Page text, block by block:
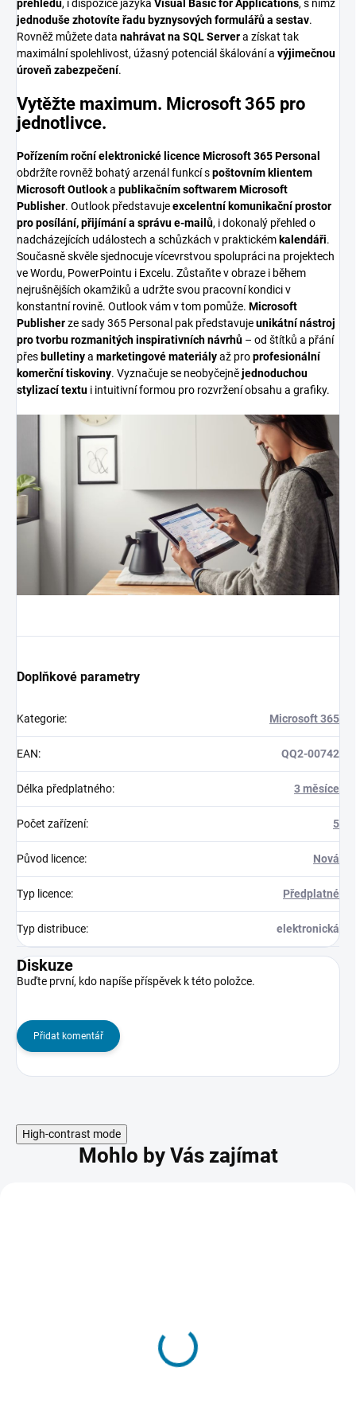
přehledů, i dispozice jazyka Visual Basic for Applications, s nímž
jednoduše zhotovíte řadu byznysových formulářů a sestav.
Rovněž můžete data nahrávat na SQL Servera získat tak
maximální spolehlivost, úžasný potenciál škálování a výjimečnou
úroveň zabezpečení.
Vytěžte maximum. Microsoft 365 pro
jednotlivce.
Pořízením roční elektronické licence Microsoft 365 Personal
obdržíte rovněž bohatý arzenál funkcí spoštovním klientem
Microsoft Outlooka publikačním softwarem Microsoft
Publisher. Outlook představujeexcelentní komunikační prostor
pro posílání, přijímání a správu e-mailů, i dokonalý přehled o
nadcházejících událostech a schůzkách v praktickémkalendáři.
Současně skvěle sjednocuje vícevrstvou spolupráci na projektech
ve Wordu, PowerPointu i Excelu. Zůstaňte v obraze i během
nejrušnějších okamžiků a udržte svou pracovní kondici v
konstantní rovině. Outlook vám v tom pomůže. Microsoft
Publisherze sady 365 Personal pak představujeunikátní nástroj
pro tvorbu rozmanitých inspirativních návrhů – od štítků a přání
přesbulletinya marketingové materiályaž proprofesionální
komerční tiskoviny. Vyznačuje se neobyčejnějednoduchou
stylizací textu i intuitivní formou pro rozvržení obsahu a grafiky.
Doplňkové parametry
Kategorie: Microsoft 365
EAN: QQ2-00742
Délka předplatného: 3 měsíce
Počet zařízení: 5
Původ licence: Nová
Typ licence: Předplatné
Typ distribuce: elektronická
Diskuze
Buďte první, kdo napíše příspěvek k této položce.
Přidat komentář
High-contrast mode
Mohlo by Vás zajímat
Microsoft Xbox Game